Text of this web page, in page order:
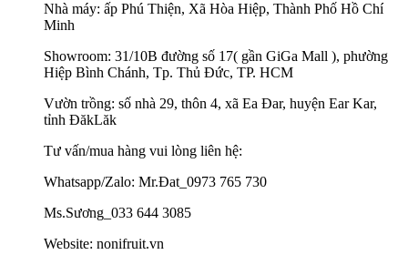
Nhà máy: ấp Phú Thiện, Xã Hòa Hiệp, Thành Phố Hồ Chí
Minh
Showroom: 31/10B đường số 17( gần GiGa Mall ), phường
Hiệp Bình Chánh, Tp. Thủ Đức, TP. HCM
Vườn trồng: số nhà 29, thôn 4, xã Ea Đar, huyện Ear Kar,
tỉnh ĐăkLăk
Tư vấn/mua hàng vui lòng liên hệ:
Whatsapp/Zalo: Mr.Đat_0973 765 730
Ms.Sương_033 644 3085
Website: nonifruit.vn